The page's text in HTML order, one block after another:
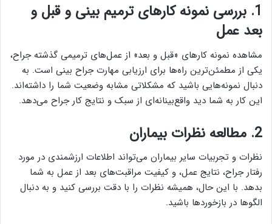
1. بررسی نمونه کارهای ترمیم بینی و قبل و
بعد عمل
مشاهده نمونه کارهای «قبل و بعد» از عمل‌های ترمیمی گذشته جراح،
یکی از مطمئن‌ترین راه‌ها برای ارزیابی مهارت جراح بینی است. به
دنبال نمونه‌هایی باشید که مشکلاتی مشابه وضعیت شما را داشته‌اند.
این کار به شما دید واقع‌بینانه‌ای از سبک و نتایج کار جراح می‌دهد.
2. مطالعه نظرات بیماران
نظرات و تجربیات سایر بیماران می‌تواند اطلاعات ارزشمندی در مورد
رفتار جراح، نتایج عمل، و کیفیت مراقبت‌های بعد از عمل به شما
بدهد. با این حال، همیشه نظرات را با دقت بررسی کنید و به دنبال
الگوها در بازخوردها باشید.